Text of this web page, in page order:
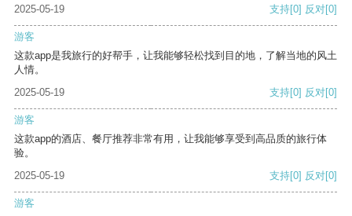
2025-05-19
支持[0] 反对[0]
游客
这款app是我旅行的好帮手，让我能够轻松找到目的地，了解当地的风土
人情。
2025-05-19
支持[0] 反对[0]
游客
这款app的酒店、餐厅推荐非常有用，让我能够享受到高品质的旅行体
验。
2025-05-19
支持[0] 反对[0]
游客